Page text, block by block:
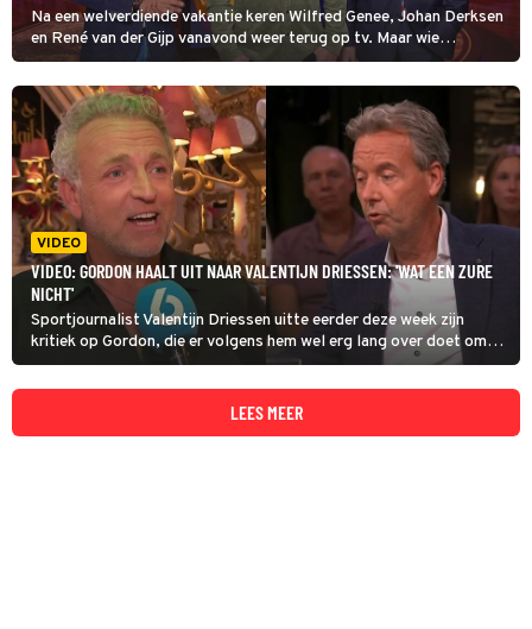
Na een welverdiende vakantie keren Wilfred Genee, Johan Derksen
en René van der Gijp vanavond weer terug op tv. Maar wie
vergezelt ze aan tafel tijdens de eerste uitzending van het nieuwe
seizoen?
VIDEO
VIDEO: GORDON HAALT UIT NAAR VALENTIJN DRIESSEN: 'WAT EEN ZURE
NICHT'
Sportjournalist Valentijn Driessen uitte eerder deze week zijn
kritiek op Gordon, die er volgens hem wel erg lang over doet om
een eenvoudige koffiezaak op te zetten. En dat laat de zanger
natuurlijk niet zomaar aan zich voorbijgaan.
LEES MEER